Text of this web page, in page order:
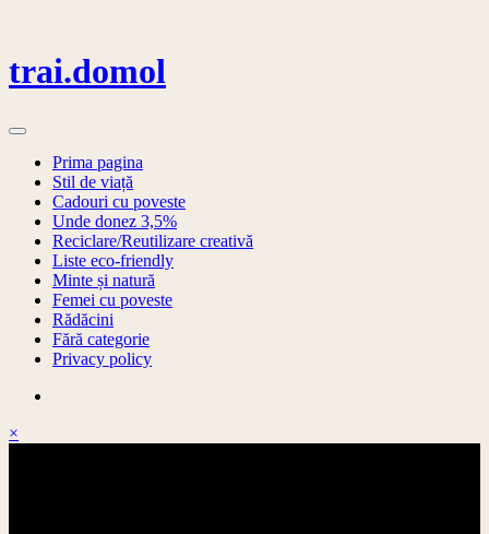
content
trai.domol
Prima pagina
Stil de viață
Cadouri cu poveste
Unde donez 3,5%
Reciclare/Reutilizare creativă
Liste eco-friendly
Minte și natură
Femei cu poveste
Rădăcini
Fără categorie
Privacy policy
×